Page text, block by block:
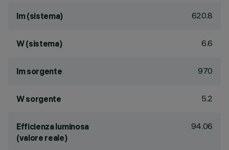
lm (sistema) 620.8
W (sistema) 6.6
lm sorgente 970
W sorgente 5.2
Efficienza luminosa
(valore reale)
94.06